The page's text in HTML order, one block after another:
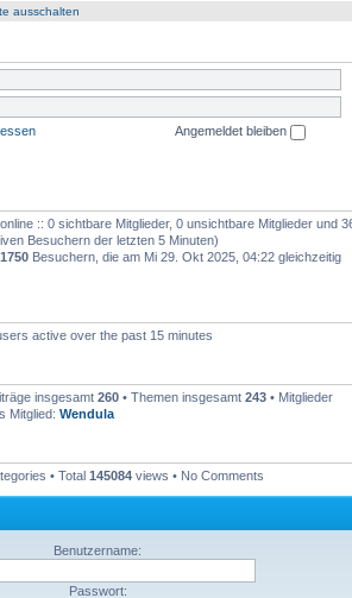
ausschalten
Angemeldet bleiben
:: 0 sichtbare Mitglieder, 0 unsichtbare Mitglieder und
Besuchern der letzten 5 Minuten)
1750 Besuchern, die am Mi 29. Okt 2025, 04:22 gleichzeitig
active over the past 15 minutes
insgesamt 260 • Themen insgesamt 243 • Mitglieder
Mitglied: Wendula
• Total 145084 views • No Comments
Benutzername:
Passwort: